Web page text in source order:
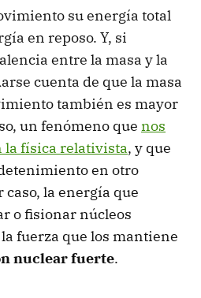
su energía total
en reposo. Y, si
entre la masa y la
cuenta de que la masa
también es mayor
un fenómeno que nos
la física relativista, y que
en otro
la energía que
o fisionar núcleos
fuerza que los mantiene
nuclear fuerte.